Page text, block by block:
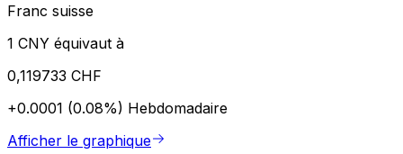
Franc suisse
1 CNY équivaut à
0,119733 CHF
+0.0001 (0.08%) Hebdomadaire
Afficher le graphique